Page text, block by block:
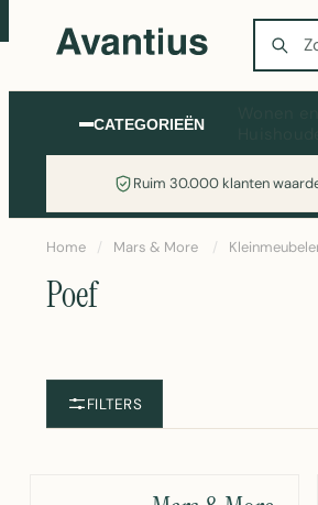
Zoeken
CATEGORIEËN
Ruim 30.000 klanten
Home / Mars & More /
Poef
FILTERS